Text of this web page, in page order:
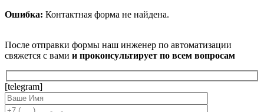
Ошибка: Контактная форма не найдена.
После отправки формы наш инженер по автоматизации
свяжется с вами и проконсультирует по всем вопросам
[telegram]